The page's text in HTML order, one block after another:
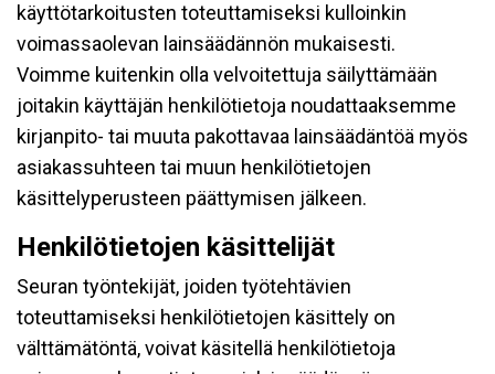
käyttötarkoitusten toteuttamiseksi kulloinkin
voimassaolevan lainsäädännön mukaisesti.
Voimme kuitenkin olla velvoitettuja säilyttämään
joitakin käyttäjän henkilötietoja noudattaaksemme
kirjanpito- tai muuta pakottavaa lainsäädäntöä myös
asiakassuhteen tai muun henkilötietojen
käsittelyperusteen päättymisen jälkeen.
Henkilötietojen käsittelijät
Seuran työntekijät, joiden työtehtävien
toteuttamiseksi henkilötietojen käsittely on
välttämätöntä, voivat käsitellä henkilötietoja